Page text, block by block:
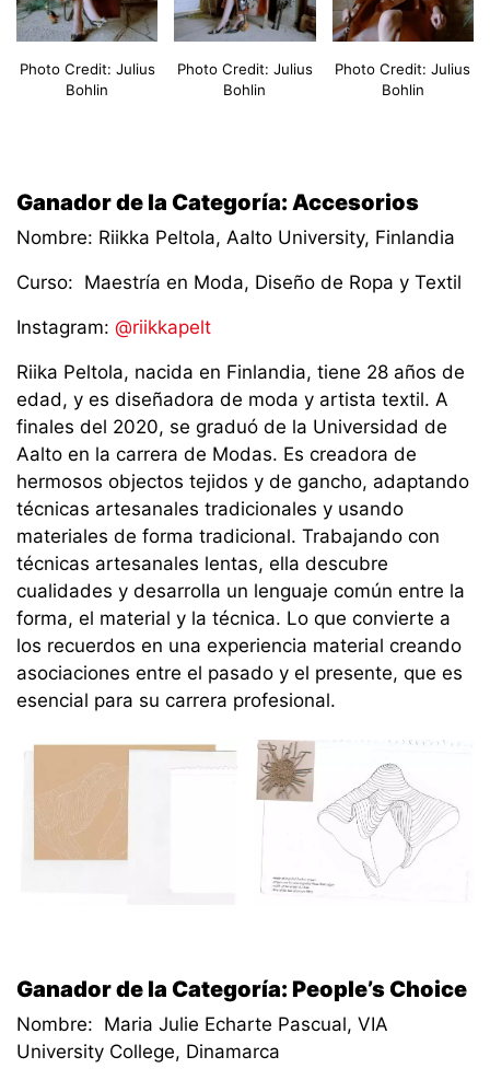
Photo Credit: Julius
Bohlin
Photo Credit: Julius
Bohlin
Photo Credit: Julius
Bohlin
Ganador de la Categoría: Accesorios
Nombre: Riikka Peltola, Aalto University, Finlandia
Curso: Maestría en Moda, Diseño de Ropa y Textil
Instagram: @riikkapelt
Riika Peltola, nacida en Finlandia, tiene 28 años de
edad, y es diseñadora de moda y artista textil. A
finales del 2020, se graduó de la Universidad de
Aalto en la carrera de Modas. Es creadora de
hermosos objectos tejidos y de gancho, adaptando
técnicas artesanales tradicionales y usando
materiales de forma tradicional. Trabajando con
técnicas artesanales lentas, ella descubre
cualidades y desarrolla un lenguaje común entre la
forma, el material y la técnica. Lo que convierte a
los recuerdos en una experiencia material creando
asociaciones entre el pasado y el presente, que es
esencial para su carrera profesional.
Ganador de la Categoría: People’s Choice
Nombre: Maria Julie Echarte Pascual, VIA
University College, Dinamarca